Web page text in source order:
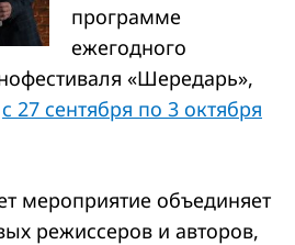
программе
ежегодного
«Шередарь»,
с 27 сентября по 3 октября
мероприятие объединяет
режиссеров и авторов,